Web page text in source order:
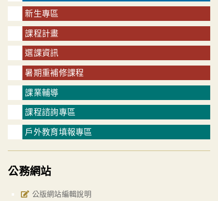
新生專區
課程計畫
選課資訊
暑期重補修課程
課業輔導
課程諮詢專區
戶外教育填報專區
公務網站
公版網站編輯說明